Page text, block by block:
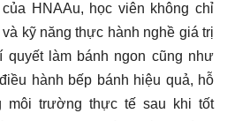
HNAAu, học viên không chỉ
kỹ năng thực hành nghề giá trị
làm bánh ngon cũng như
hành bếp bánh hiệu quả, hỗ
môi trường thực tế sau khi tốt